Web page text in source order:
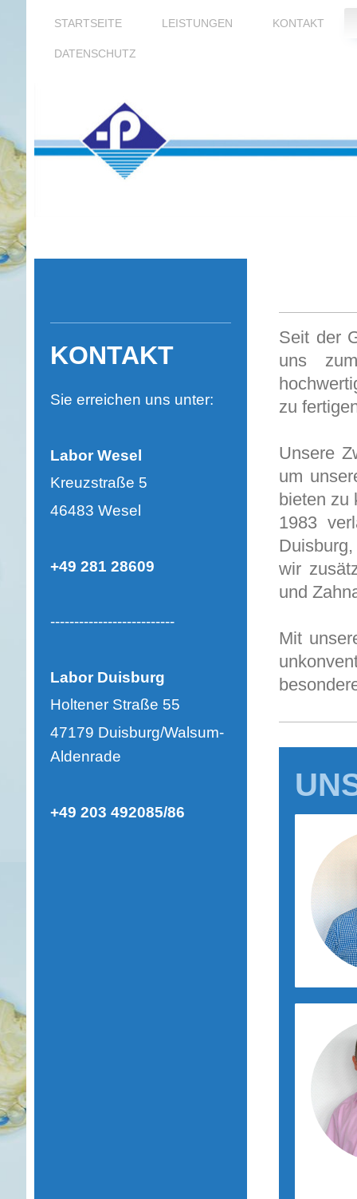
STARTSEITE LEISTUNGEN KONTAKT
DATENSCHUTZ
Seit der
uns
zu
Unsere
um
bieten zu
1983
wir
und
Mit
KONTAKT
Sie erreichen uns unter:
Labor Wesel
Kreuzstraße 5
46483 Wesel
+49 281 28609
--------------------------
Labor Duisburg
Holtener Straße 55
47179 Duisburg/Walsum-
Aldenrade
+49 203 492085/86